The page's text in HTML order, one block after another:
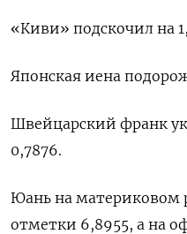
«Киви» подскочил на
Японская иена
Швейцарский франк
0,7876.
Юань на материковом
отметки 6,8955, а ‌на